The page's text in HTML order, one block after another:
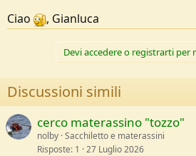
Ciao
, Gianluca
Devi accedere o registrarti per
Discussioni simili
cerco materassino "tozzo"
nolby Sacchiletto e materassini
Risposte 1 27 Luglio 2026